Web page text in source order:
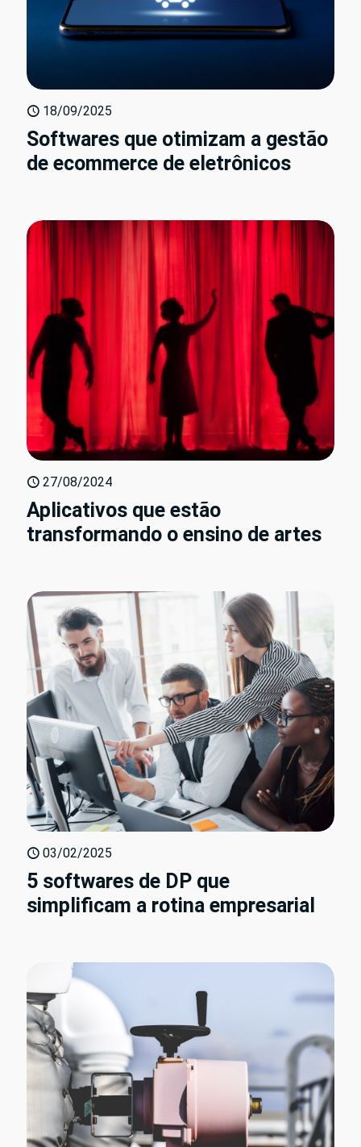
18/09/2025
Softwares que otimizam a gestão
de ecommerce de eletrônicos
27/08/2024
Aplicativos que estão
transformando o ensino de artes
03/02/2025
5 softwares de DP que
simplificam a rotina empresarial